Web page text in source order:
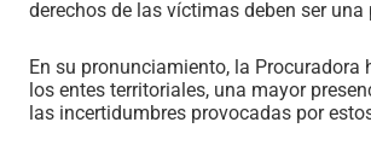
derechos de las víctimas deben ser
En su pronunciamiento, la
los entes territoriales, una mayor
las incertidumbres provocadas por